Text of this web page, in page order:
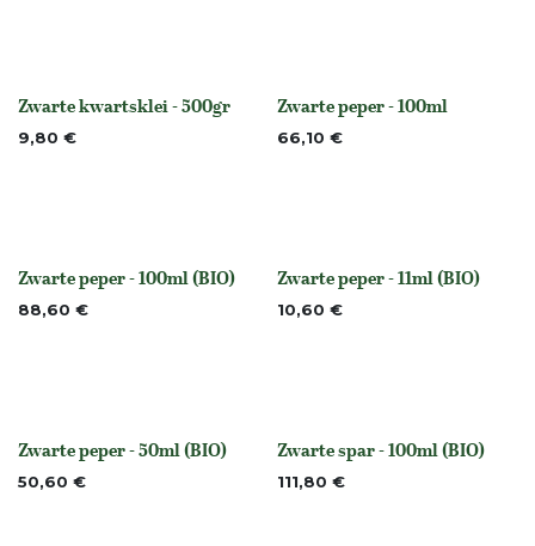
None
Zwarte kwartsklei - 500gr
9,80 € None
Zwarte peper - 100ml
66,10 €
None
Zwarte peper - 100ml (BIO)
88,60 € None
Zwarte peper - 11ml (BIO)
10,60 €
None
Zwarte peper - 50ml (BIO)
50,60 € Niet op voorraad
Zwarte spar - 100ml (BIO)
111,80 €